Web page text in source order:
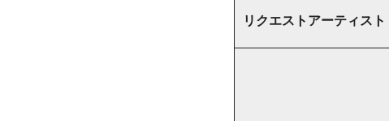
リクエストアーティスト